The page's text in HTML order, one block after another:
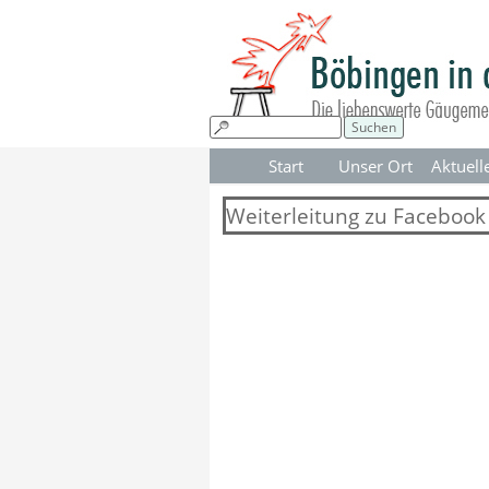
Start Unser Ort ▼
Suchen
Weiterleitung zu Facebook